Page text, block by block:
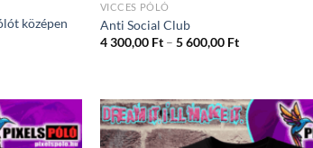
középen
VICCES PÓLÓ
Anti Social Club
4 300,00 Ft – 5 600,00 FtÁrtartomány:
600,00 Ft